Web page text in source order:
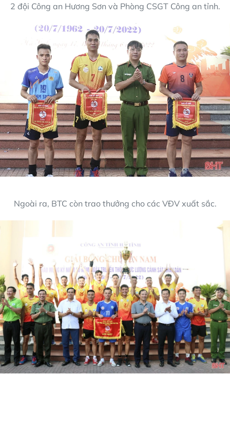
2 đội Công an Hương Sơn và Phòng CSGT Công an tỉnh.
Ngoài ra, BTC còn trao thưởng cho các VĐV xuất sắc.